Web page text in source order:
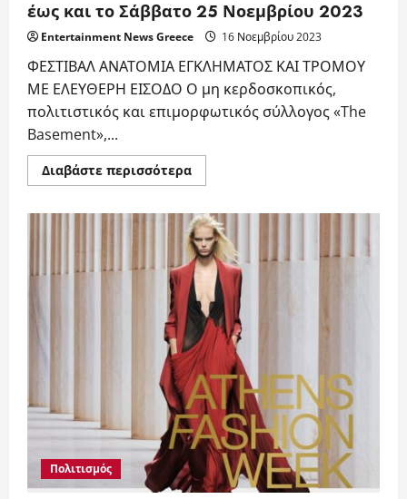
στα
Πανεπιστήμια
έως και το Σάββατο 25 Νοεμβρίου 2023
Entertainment News Greece 16 Νοεμβρίου 2023
ΦΕΣΤΙΒΑΛ ΑΝΑΤΟΜΙΑ ΕΓΚΛΗΜΑΤΟΣ ΚΑΙ ΤΡΟΜΟΥ
ΜΕ ΕΛΕΥΘΕΡΗ ΕΙΣΟΔΟ Ο μη κερδοσκοπικός,
πολιτιστικός και επιμορφωτικός σύλλογος «The
Basement»,...
Διαβάστε περισσότεραRead
more
Διεθνές
Φεστιβάλ
Κινηματογράφου:
Ανατομία
Εγκλήματος
και
Τρόμου
ΜΕ
ΕΛΕΥΘΕΡΗ
ΕΙΣΟΔΟ
από
την
Τετάρτη
22
έως
και
το
Σάββατο
25
Νοεμβρίου
2023
Πολιτισμός